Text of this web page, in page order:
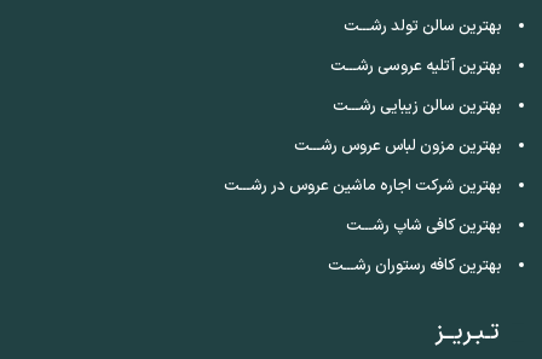
بهترین سالن تولد رشـــت
بهترین آتلیه عروسی رشـــت
بهترین سالن زیبایی رشـــت
بهترین مزون لباس عروس رشـــت
بهترین شرکت اجاره ماشین عروس در رشـــت
بهترین کافی شاپ رشـــت
بهترین کافه رستوران رشـــت
تـبـریــز